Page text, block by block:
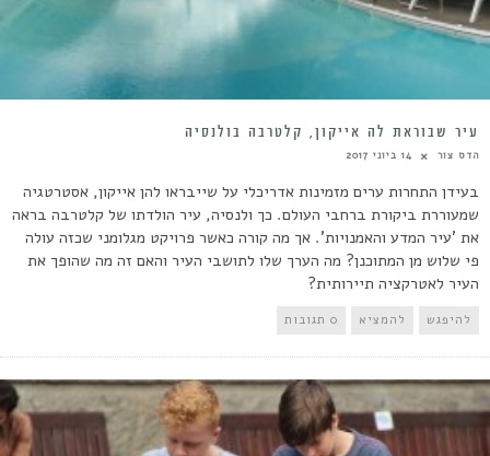
עיר שבוראת לה אייקון, קלטרבה בולנסיה
הדס צור 14 ביוני 2017
בעידן התחרות ערים מזמינות אדריכלי על שייבראו להן אייקון, אסטרטגיה
שמעוררת ביקורת ברחבי העולם. כך ולנסיה, עיר הולדתו של קלטרבה בראה
את 'עיר המדע והאמנויות'. אך מה קורה כאשר פרויקט מגלומני שכזה עולה
פי שלוש מן המתוכנן? מה הערך שלו לתושבי העיר והאם זה מה שהופך את
העיר לאטרקציה תיירותית?
להיפגש להמציא 0 תגובות